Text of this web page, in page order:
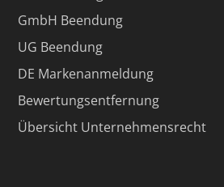
GmbH Beendung
UG Beendung
DE Markenanmeldung
Bewertungsentfernung
Übersicht Unternehmensrecht